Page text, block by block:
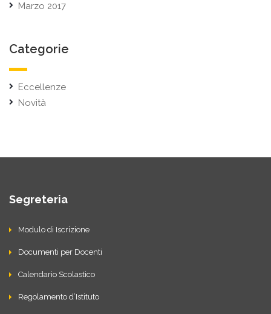
Marzo 2017
Categorie
Eccellenze
Novità
Segreteria
Modulo di Iscrizione
Documenti per Docenti
Calendario Scolastico
Regolamento d’Istituto